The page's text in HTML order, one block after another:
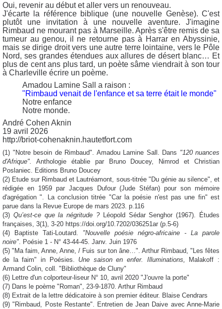
Oui, revenir au début et aller vers un renouveau.
J'écarte la référence biblique (une nouvelle Genèse). C'est
plutôt une invitation à une nouvelle aventure. J'imagine
Rimbaud ne mourant pas à Marseille. Après s'être remis de sa
tumeur au genou, il ne retourne pas à Harrar en Abyssinie,
mais se dirige droit vers une autre terre lointaine, vers le Pôle
Nord, ses grandes étendues aux allures de désert blanc… Et
plus de cent ans plus tard, un poète sâme viendrait à son tour
à Charleville écrire un poème.
Amadou Lamine Sall a raison :
"Rimbaud venait de l'enfance et sa terre était le monde"
Notre enfance
Notre monde.
André Cohen Aknin
19 avril 2026
http://briot-cohenaknin.hautetfort.com
(1) "Notre besoin de Rimbaud". Amadou Lamine Sall. Dans "120 nuances
d'Afrique".
Anthologie établie par Bruno Doucey, Nimrod et Christian
Poslaniec. Editions Bruno Doucey
(2) Etude sur Rimbaud et Lautréamont, sous-titrée "Du génie au silence", et
rédigée en 1959 par Jacques Dufour (Jude Stéfan) pour son mémoire
d'agrégation ". La conclusion titrée "Car la poésie n'est pas une fin" est
parue dans la Revue Europe de mars 2023. p.116
(3) Qu’est-ce que la négritude ? Léopold Sédar Senghor (1967). Études
françaises, 3(1), 3-20 https://doi.org/10.7202/036251ar (p.5-6)
(4) Baptiste Tati-Loutard. "Nouvelle poésie négro-africaine - La parole
noire". Poésie 1 - N° 43-44-45. Janv. Juin 1976
(5) "Ma faim, Anne, Anne, / Fuis sur ton âne…". Arthur Rimbaud, "Les fêtes
de la faim" in Poésies. Une saison en enfer. Illuminations,
Malakoff :
Armand Colin, coll. "Bibliothèque de Cluny"
(6) Lettre d'un colporteur-liseur N° 10, avril 2020 "J'ouvre la porte"
(7) Dans le poème "Roman", 23-9-1870. Arthur Rimbaud
(8) Extrait de la lettre dédicatoire à son premier éditeur. Blaise Cendrars
(9) "Rimbaud, Poste Restante". Entretien de Jean Daive avec Anne-Marie